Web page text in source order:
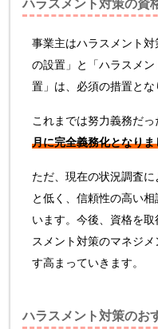
ハラスメント対策の資
事業主はハラスメント
の設置」と「ハラスメ
置」は、必須の措置とな
これまでは努力義務だ
月に完全義務化となりま
ただ、現在の状況調査
と低く、信頼性の高い
います。今後、資格を
スメント対策のマネジ
す高まっていきます。
ハラスメント対策のお